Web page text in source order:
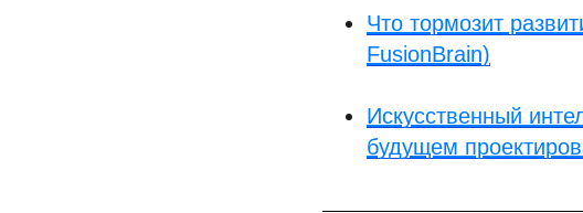
Что тормозит
FusionBrain)
Искусственный
будущем